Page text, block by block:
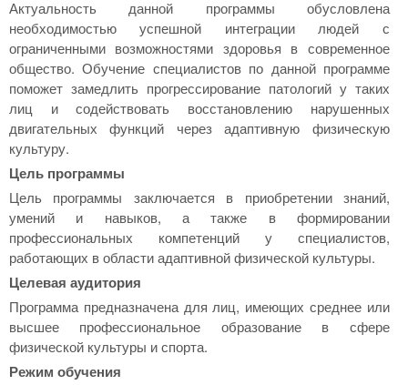
Актуальность данной программы обусловлена
необходимостью успешной интеграции людей с
ограниченными возможностями здоровья в современное
общество. Обучение специалистов по данной программе
поможет замедлить прогрессирование патологий у таких
лиц и содействовать восстановлению нарушенных
двигательных функций через адаптивную физическую
культуру.
Цель программы
Цель программы заключается в приобретении знаний,
умений и навыков, а также в формировании
профессиональных компетенций у специалистов,
работающих в области адаптивной физической культуры.
Целевая аудитория
Программа предназначена для лиц, имеющих среднее или
высшее профессиональное образование в сфере
физической культуры и спорта.
Режим обучения